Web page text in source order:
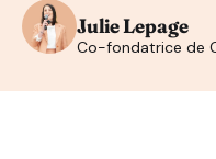
Julie Lepage
Co-fondatrice de